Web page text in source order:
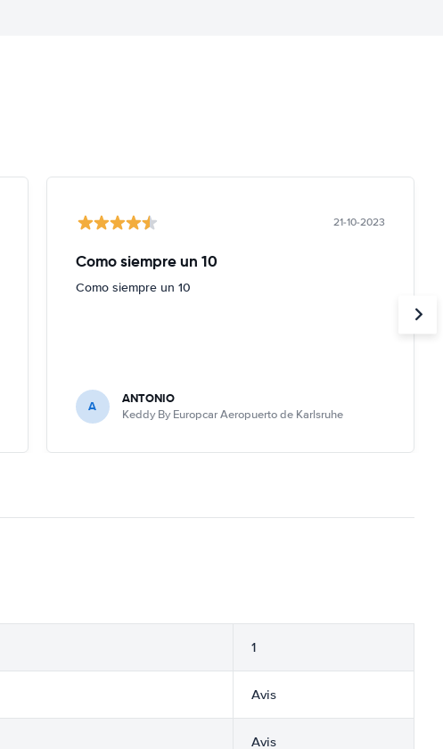
21-10-2023
Como siempre un 10
Como siempre un 10
A ANTONIO
Keddy By Europcar Aeropuerto de Karlsruhe
1
Avis
Avis